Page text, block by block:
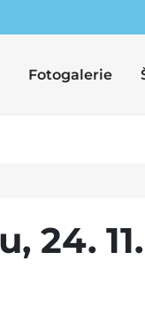
Fotogalerie
24. 11.